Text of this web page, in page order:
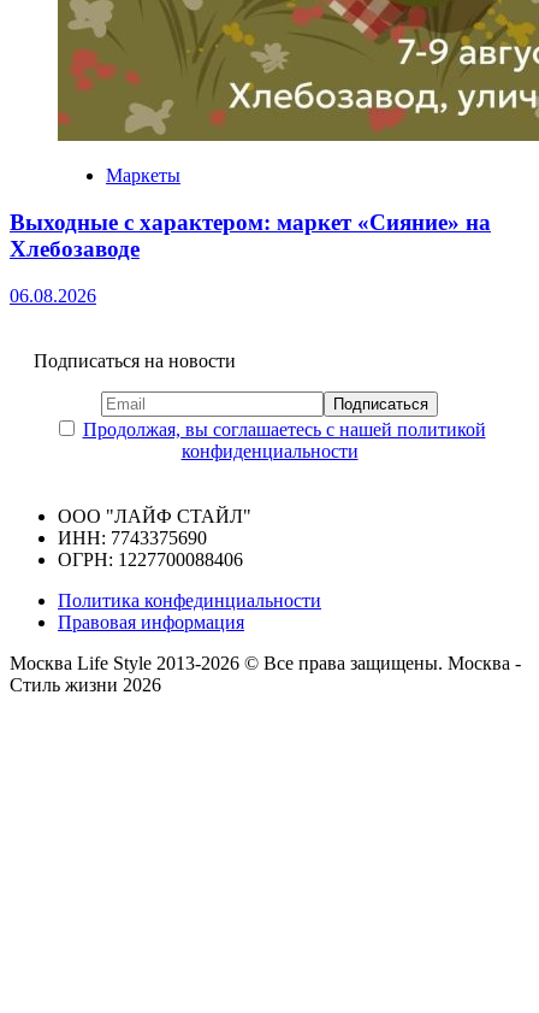
Маркеты
Выходные с характером: маркет «Сияние» на
Хлебозаводе
06.08.2026
Подписаться на новости
Продолжая, вы соглашаетесь с нашей политикой
конфиденциальности
ООО "ЛАЙФ СТАЙЛ"
ИНН: 7743375690
ОГРН: 1227700088406
Политика конфединциальности
Правовая информация
Москва Life Style 2013-2026 © Все права защищены. Москва -
Стиль жизни 2026